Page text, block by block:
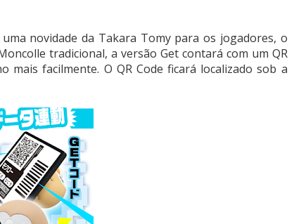
novidade da Takara Tomy para os jogadores, o
tradicional, a versão Get contará com um QR
facilmente. O QR Code ficará localizado sob a